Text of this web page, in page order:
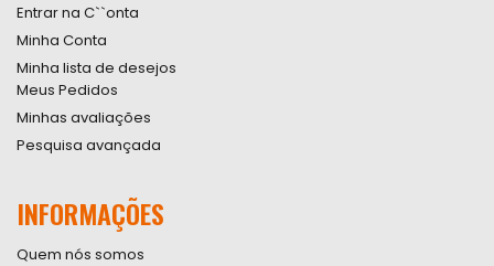
Entrar na C``onta
Minha Conta
Minha lista de desejos
Meus Pedidos
Minhas avaliações
Pesquisa avançada
INFORMAÇÕES
Quem nós somos